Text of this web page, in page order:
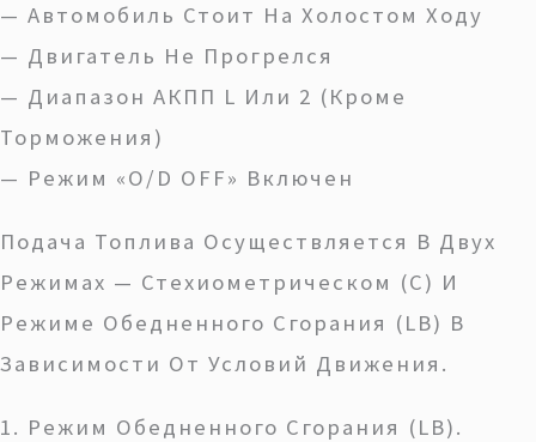
— Автомобиль Стоит На Холостом Ходу
— Двигатель Не Прогрелся
— Диапазон АКПП L Или 2 (кроме
Торможения)
— Режим «O/D OFF» Включен
Подача Топлива Осуществляется В Двух
Режимах — Стехиометрическом (С) И
Режиме Обедненного Сгорания (LB) В
Зависимости От Условий Движения.
1. Режим Обедненного Сгорания (LB).